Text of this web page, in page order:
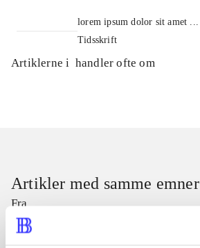
lorem ipsum dolor sit amet ...
Tidsskrift
Artiklerne i handler ofte om
Artikler med samme emner
Fra